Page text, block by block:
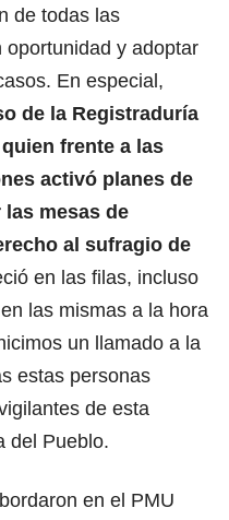
de todas las
y adoptar
En especial,
de la Registraduría
frente a las
activó planes de
mesas de
al sufragio de
en las filas, incluso
las mismas a la hora
un llamado a la
estas personas
de esta
del Pueblo.
en el PMU